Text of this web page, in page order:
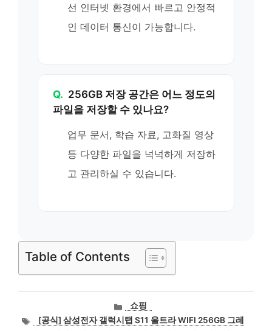
선 인터넷 환경에서 빠르고 안정적
인 데이터 통신이 가능합니다.
Q. 256GB 저장 공간은 어느 정도의
파일을 저장할 수 있나요?
업무 문서, 학습 자료, 고화질 영상
등 다양한 파일을 넉넉하게 저장하
고 관리하실 수 있습니다.
Table of Contents
카
테
고
쇼핑
태[공식] 삼성전자 갤럭시탭 S11 울트라 WIFI 256GB 그레